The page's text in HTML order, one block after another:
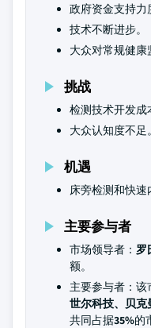
政府资金支持力
技术不断进步。
大众对常规健康
挑战
检测技术开发成
大众认知度不足。
机遇
床旁检测和快速
主要参与者
市场领导者： 罗
额。
主要参与者：
世尔科技、贝
共同占据35%的